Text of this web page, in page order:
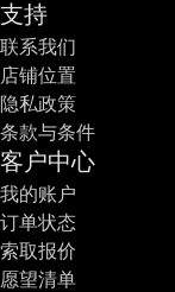
支持
联系我们
店铺位置
隐私政策
条款与条件
客户中心
我的账户
订单状态
索取报价
愿望清单